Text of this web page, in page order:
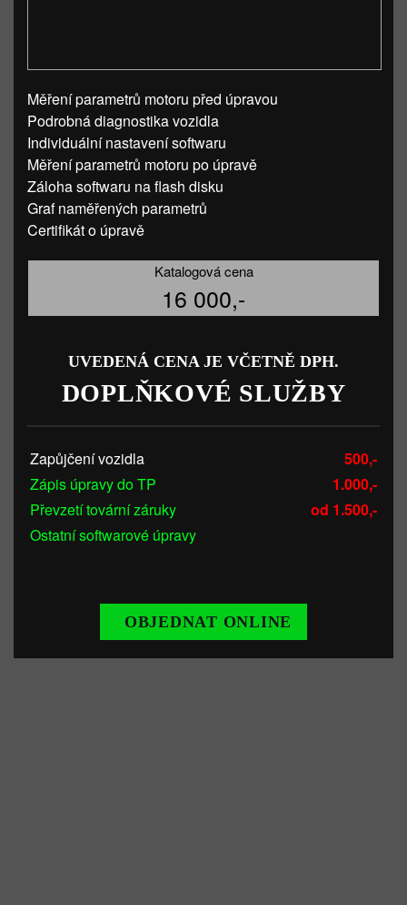
Měření parametrů motoru před úpravou
Podrobná diagnostika vozidla
Individuální nastavení softwaru
Měření parametrů motoru po úpravě
Záloha softwaru na flash disku
Graf naměřených parametrů
Certifikát o úpravě
Katalogová cena
16 000,-
UVEDENÁ CENA JE VČETNĚ DPH.
DOPLŇKOVÉ SLUŽBY
Zapůjčení vozidla
500,-
Zápis úpravy do TP
1.000,-
Převzetí tovární záruky
od 1.500,-
Ostatní softwarové úpravy
OBJEDNAT ONLINE